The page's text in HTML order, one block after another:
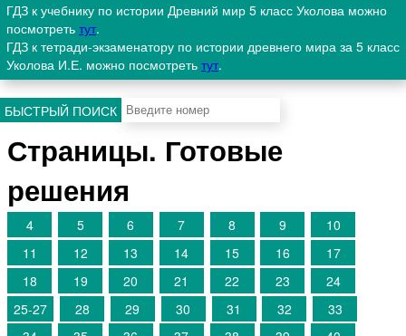
ГДЗ к учебнику по истории Древний мир 5 класс Уколова можно
посмотреть тут.
ГДЗ к тетради-экзаменатору по истории древнего мира за 5 класс
Уколова И.Е. можно посмотреть тут.
БЫСТРЫЙ ПОИСК
Страницы. Готовые
решения
4 5 6 7 8 9
10
11
12 13 14 15 16
17
18
19 20 21 22 23
24
25-27
28 29 30 31 32
33